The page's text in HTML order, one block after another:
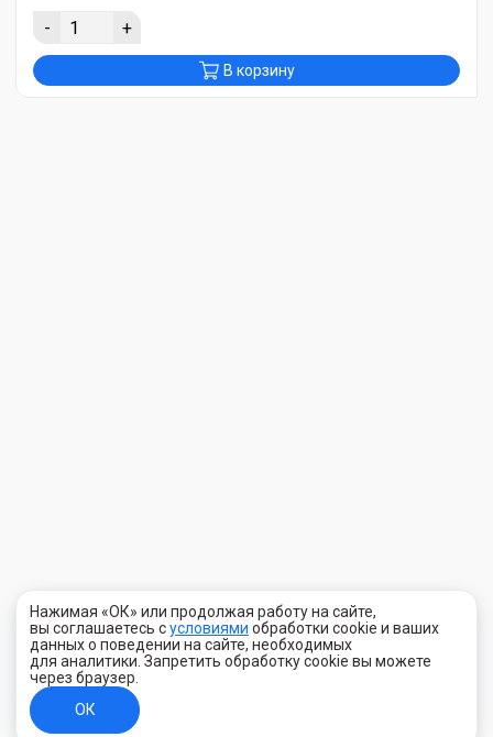
- +
В корзину
Нажимая «ОК» или продолжая работу на сайте,
вы соглашаетесь сусловиями обработки cookie и ваших
данных о поведении на сайте, необходимых
для аналитики. Запретить обработку cookie вы можете
через браузер.
ОК